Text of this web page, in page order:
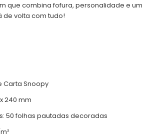
que combina fofura, personalidade e um
de volta com tudo!
Carta Snoopy
240 mm
50 folhas pautadas decoradas